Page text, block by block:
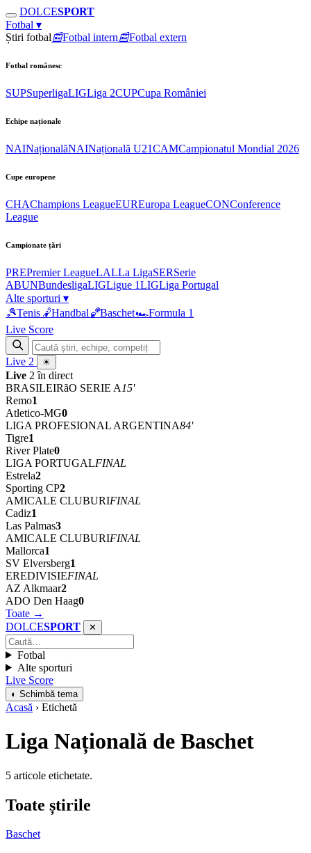
DOLCESPORT
Fotbal ▾
Știri fotbal📰Fotbal intern📰Fotbal extern
Fotbal românesc
SUPSuperligaLIGLiga 2CUPCupa României
Echipe naționale
NAINaționalăNAINațională U21CAMCampionatul Mondial 2026
Cupe europene
CHAChampions LeagueEUREuropa LeagueCONConference
League
Campionate țări
PREPremier LeagueLALLa LigaSERSerie
ABUNBundesligaLIGLigue 1LIGLiga Portugal
Alte sporturi ▾
🎾Tenis 🤾Handbal🏀Baschet🏎Formula 1
Live Score
Live 2 ☀
Live 2 în direct
BRASILEIRãO SERIE A 68'
Remo1
Atletico-MG0
LIGA PROFESIONAL ARGENTINA84'
Tigre1
River Plate0
LIGA PORTUGALFINAL
Estrela2
Sporting CP2
AMICALE CLUBURIFINAL
Cadiz1
Las Palmas3
AMICALE CLUBURIFINAL
Mallorca1
SV Elversberg1
EREDIVISIEFINAL
AZ Alkmaar2
ADO Den Haag0
Toate →
DOLCESPORT ✕
Fotbal
Alte sporturi
Live Score
◐ Schimbă tema
Acasă › Etichetă
Liga Națională de Baschet
5 articole etichetate.
Toate știrile
Baschet